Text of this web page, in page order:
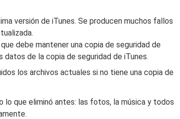
versión de iTunes. Se producen muchos fallos
debe mantener una copia de seguridad de
de la copia de seguridad de iTunes.
los archivos actuales si no tiene una copia de
que eliminó antes: las fotos, la música y todos